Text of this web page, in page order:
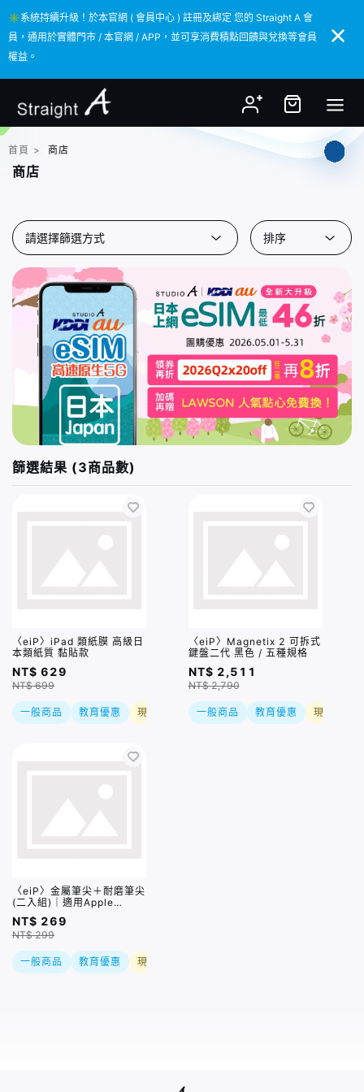
✳️系統持續升級！於本官網 ( 會員中心 ) 註冊及綁定 您的 Straight A 會
員，通用於實體門市 / 本官網 / APP，並可享消費積點回饋與兌換等會員
權益。
✳️系統持續升級！於本官網 ( 會員中心 ) 註冊及綁定 您的 Straight A 會
員，通用於實體門市 / 本官網 / APP，並可享消費積點回饋與兌換等會員
權益。
首頁 > 商店
商店
請選擇篩選方式 排序
篩選結果 (3商品數)
〈eiP〉iPad 類紙膜 高級日
本類紙質 黏貼款
NT$ 629
NT$ 699
一般商品 教育優惠 現折
〈eiP〉Magnetix 2 可拆式
鍵盤二代 黑色 / 五種規格
NT$ 2,511
NT$ 2,790
一般商品 教育優惠 現折
〈eiP〉金屬筆尖＋耐磨筆尖
(二入組)｜適用Apple
Pencil 1/2代、eiP Pencil
2/AX Pro2/AX Ultra
NT$ 269
NT$ 299
一般商品 教育優惠 現折